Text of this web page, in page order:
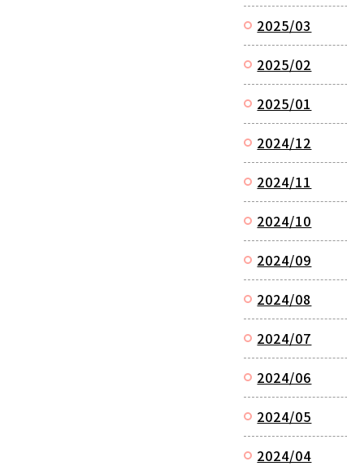
2025/03
2025/02
2025/01
2024/12
2024/11
2024/10
2024/09
2024/08
2024/07
2024/06
2024/05
2024/04